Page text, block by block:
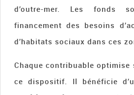
d’outre-mer. Les fonds
financement des besoins
d’habitats sociaux dans ces
Chaque contribuable optimise
ce dispositif. Il bénéficie